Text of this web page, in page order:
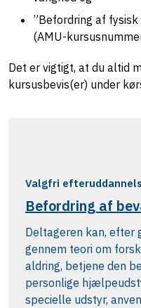
”Befordring af
(AMU-
Det er vigtigt, at du altid
kursusbevis(er) under
Valgfri
Befordring af
Deltageren kan, efter
gennem teori om
aldring, betjene den
personlige
specielle udstyr,